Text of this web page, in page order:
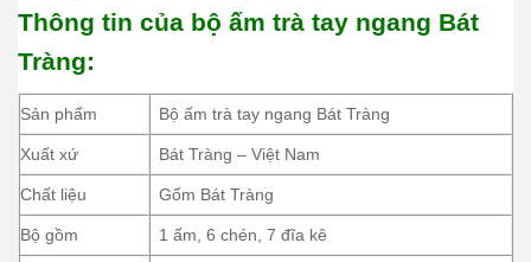
Thông tin của bộ ấm trà tay ngang Bát
Tràng:
Sản phẩm Bộ ấm trà tay ngang Bát Tràng
Xuất xứ Bát Tràng – Việt Nam
Chất liệu Gốm Bát Tràng
Bộ gồm 1 ấm, 6 chén, 7 đĩa kê